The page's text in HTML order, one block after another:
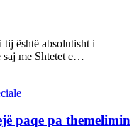
është absolutisht i
saj me Shtetet e…
paqe pa themelimin